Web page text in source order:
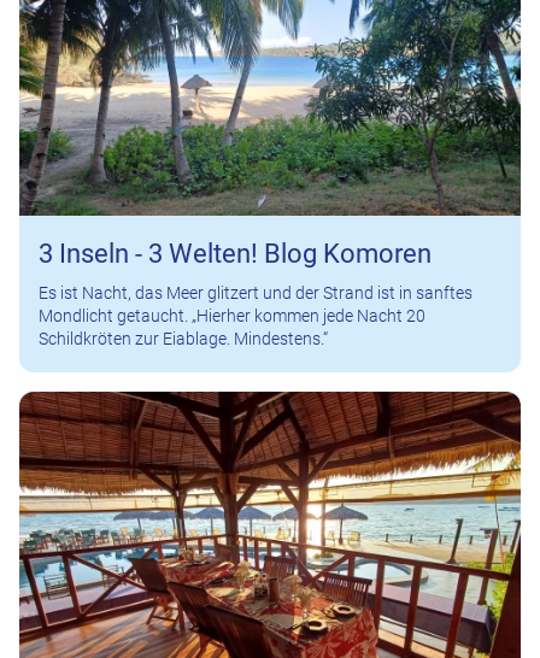
3 Inseln - 3 Welten! Blog Komoren
Es ist Nacht, das Meer glitzert und der Strand ist in sanftes
Mondlicht getaucht. „Hierher kommen jede Nacht 20
Schildkröten zur Eiablage. Mindestens.“